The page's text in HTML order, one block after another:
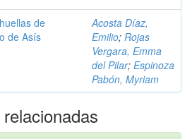
de
de Asís
Acosta Díaz,
Emilio; Rojas
Vergara, Emma
del Pilar; Espinoza
Pabón, Myriam